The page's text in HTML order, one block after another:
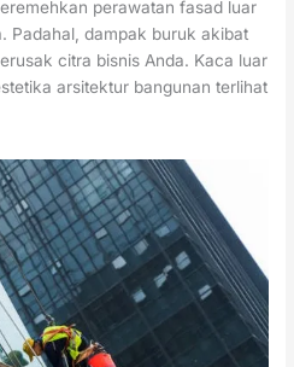
perawatan fasad luar
Padahal, dampak buruk akibat
citra bisnis Anda. Kaca luar
arsitektur bangunan terlihat